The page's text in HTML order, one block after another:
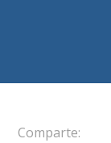
Comparte: